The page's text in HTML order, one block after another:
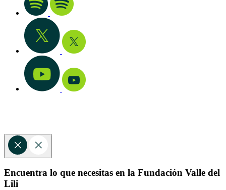
Encuentra lo que necesitas en la Fundación Valle del
Lili